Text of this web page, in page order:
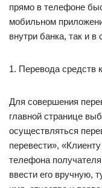
прямо в телефоне
мобильном
внутри банка, так и в
1. Перевода средств
Для совершения
главной странице
осуществляться
перевести»,
телефона
ввести его вручную,